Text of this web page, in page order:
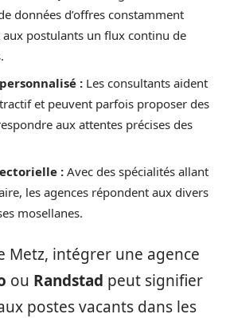
données d’offres constamment
aux postulants un flux continu de
: Les consultants aident
et peuvent parfois proposer des
aux attentes précises des
: Avec des spécialités allant
les agences répondent aux divers
mosellanes.
Metz, intégrer une agence
ou Randstad peut signifier
postes vacants dans les